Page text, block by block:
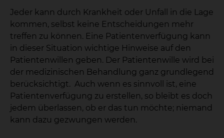
Jeder kann durch Krankheit oder Unfall in die Lage
kommen, selbst keine Entscheidungen mehr
treffen zu können. Eine Patientenverfügung kann
in dieser Situation wichtige Hinweise auf den
Patientenwillen geben. Der Patientenwille wird bei
der medizinischen Behandlung ganz grundlegend
berücksichtigt. Auch wenn es sinnvoll ist, eine
Patientenverfügung zu erstellen, so bleibt es doch
jedem überlassen, ob er das tun möchte; niemand
kann dazu gezwungen werden.